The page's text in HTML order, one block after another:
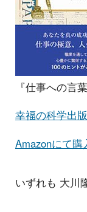
『仕事への言葉
幸福の科学出
Amazonにて購
いずれも 大川